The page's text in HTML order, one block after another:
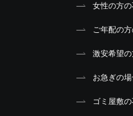
女性の方
ご年配の
激安希望
お急ぎの
ゴミ屋敷